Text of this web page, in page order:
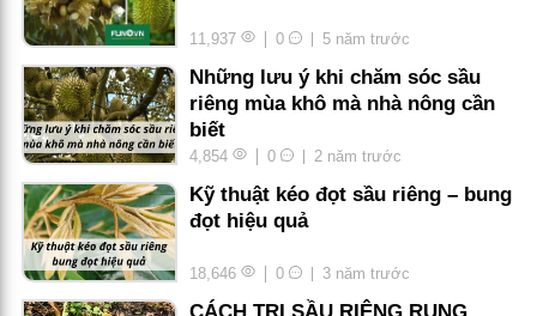
11,937 0 5 năm trước
Những lưu ý khi chăm sóc sầu
riêng mùa khô mà nhà nông cần
biết
4,854 0 2 năm trước
Kỹ thuật kéo đọt sầu riêng – bung
đọt hiệu quả
18,646 0 3 năm trước